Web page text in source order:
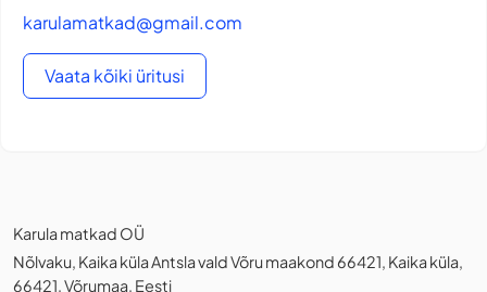
karulamatkad@gmail.com
Vaata kõiki üritusi
Karula matkad OÜ
Nõlvaku, Kaika küla Antsla vald Võru maakond 66421, Kaika küla,
66421, Võrumaa, Eesti